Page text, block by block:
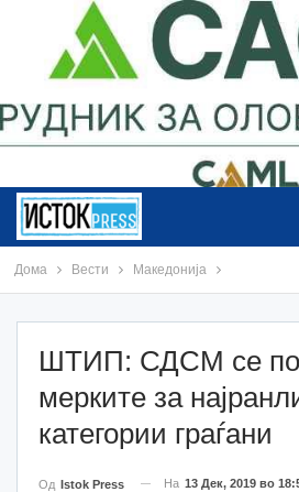
Дома Вести Македонија
ШТИП: СДСМ се
мерките за
категории граѓани
Од Istok Press На 13 Дек, 2019 во